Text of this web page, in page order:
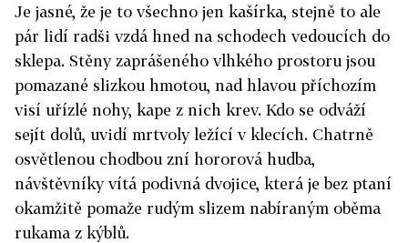
Je jasné, že je to všechno jen kašírka, stejně to ale
pár lidí radši vzdá hned na schodech vedoucích do
sklepa. Stěny zaprášeného vlhkého prostoru jsou
pomazané slizkou hmotou, nad hlavou příchozím
visí uřízlé nohy, kape z nich krev. Kdo se odváží
sejít dolů, uvidí mrtvoly ležící v klecích. Chatrně
osvětlenou chodbou zní hororová hudba,
návštěvníky vítá podivná dvojice, která je bez ptaní
okamžitě pomaže rudým slizem nabíraným oběma
rukama z kýblů.